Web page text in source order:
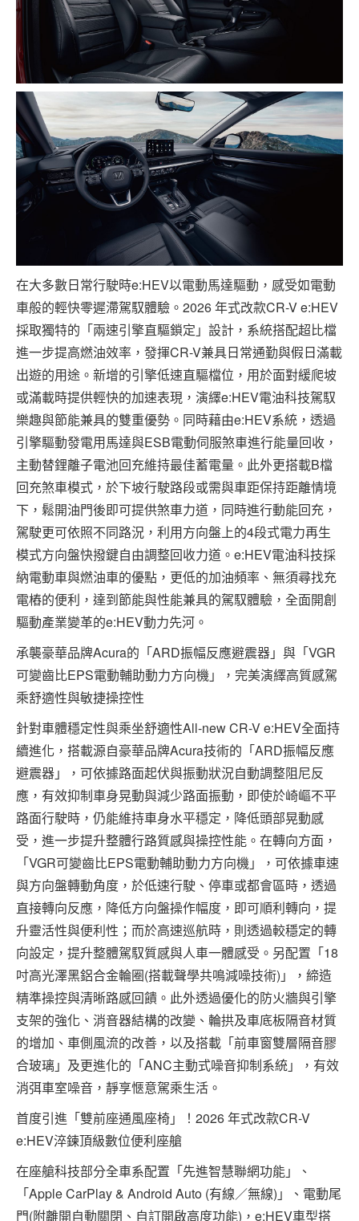
在大多數日常行駛時e:HEV以電動馬達驅動，感受如電動
車般的輕快零遲滯駕馭體驗。2026 年式改款CR-V e:HEV
採取獨特的「兩速引擎直驅鎖定」設計，系統搭配超比檔
進一步提高燃油效率，發揮CR-V兼具日常通勤與假日滿載
出遊的用途。新增的引擎低速直驅檔位，用於面對緩爬坡
或滿載時提供輕快的加速表現，演繹e:HEV電油科技駕馭
樂趣與節能兼具的雙重優勢。同時藉由e:HEV系統，透過
引擎驅動發電用馬達與ESB電動伺服煞車進行能量回收，
主動替鋰離子電池回充維持最佳蓄電量。此外更搭載B檔
回充煞車模式，於下坡行駛路段或需與車距保持距離情境
下，鬆開油門後即可提供煞車力道，同時進行動能回充，
駕駛更可依照不同路況，利用方向盤上的4段式電力再生
模式方向盤快撥鍵自由調整回收力道。e:HEV電油科技採
納電動車與燃油車的優點，更低的加油頻率、無須尋找充
電樁的便利，達到節能與性能兼具的駕馭體驗，全面開創
驅動產業變革的e:HEV動力先河。
承襲豪華品牌Acura的「ARD振幅反應避震器」與「VGR
可變齒比EPS電動輔助動力方向機」，完美演繹高質感駕
乘舒適性與敏捷操控性
針對車體穩定性與乘坐舒適性All-new CR-V e:HEV全面持
續進化，搭載源自豪華品牌Acura技術的「ARD振幅反應
避震器」，可依據路面起伏與振動狀況自動調整阻尼反
應，有效抑制車身晃動與減少路面振動，即使於崎嶇不平
路面行駛時，仍能維持車身水平穩定，降低頭部晃動感
受，進一步提升整體行路質感與操控性能。在轉向方面，
「VGR可變齒比EPS電動輔助動力方向機」，可依據車速
與方向盤轉動角度，於低速行駛、停車或都會區時，透過
直接轉向反應，降低方向盤操作幅度，即可順利轉向，提
升靈活性與便利性；而於高速巡航時，則透過較穩定的轉
向設定，提升整體駕馭質感與人車一體感受。另配置「18
吋高光澤黑鋁合金輪圈(搭載聲學共鳴減噪技術)」，締造
精準操控與清晰路感回饋。此外透過優化的防火牆與引擎
支架的強化、消音器結構的改變、輪拱及車底板隔音材質
的增加、車側風流的改善，以及搭載「前車窗雙層隔音膠
合玻璃」及更進化的「ANC主動式噪音抑制系統」，有效
消弭車室噪音，靜享愜意駕乘生活。
首度引進「雙前座通風座椅」！2026 年式改款CR-V
e:HEV淬鍊頂級數位便利座艙
在座艙科技部分全車系配置「先進智慧聯網功能」、
「Apple CarPlay & Android Auto (有線／無線)」、電動尾
門(附離開自動關閉、自訂開啟高度功能)，e:HEV車型搭